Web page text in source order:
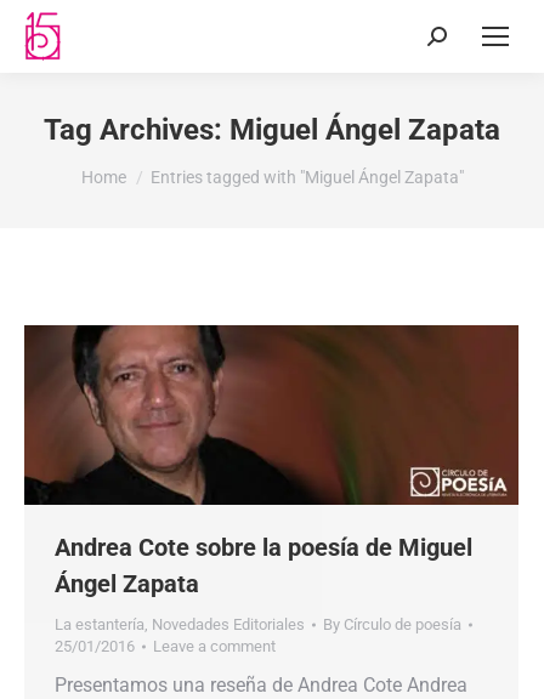
Tag Archives: Miguel Ángel Zapata
You are here:
Home Entries tagged with "Miguel Ángel Zapata"
Andrea Cote sobre la poesía de Miguel
Ángel Zapata
La estantería, Novedades Editoriales By Círculo de poesía
25/01/2016
Leave a comment
Presentamos una reseña de Andrea Cote Andrea